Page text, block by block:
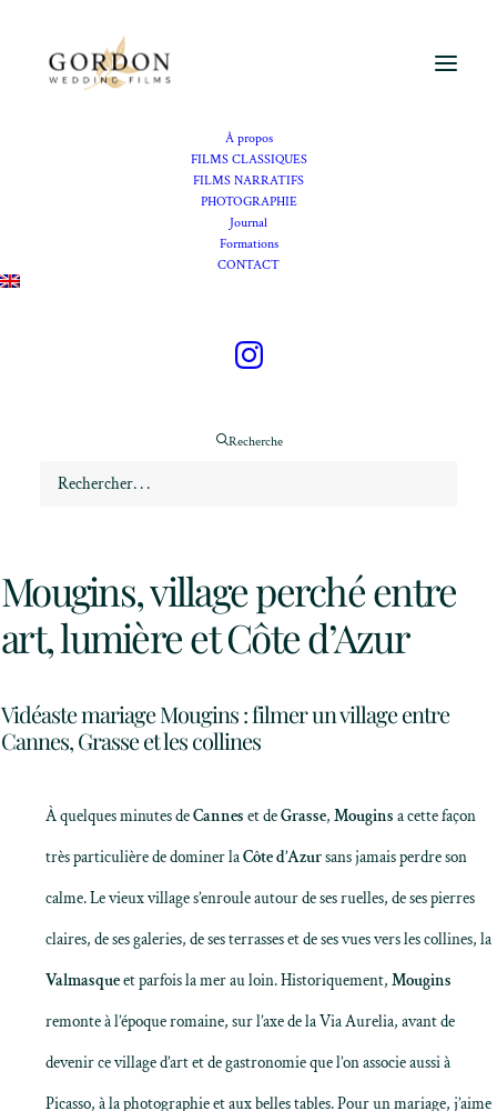
À propos
FILMS CLASSIQUES
FILMS NARRATIFS
PHOTOGRAPHIE
Journal
Formations
CONTACT
Recherche
Vidéaste mariage Mougins
Mougins, village perché entre
art, lumière et Côte d’Azur
Vidéaste mariage Mougins : filmer un village entre
Cannes, Grasse et les collines
À quelques minutes deCannes et deGrasse, Mougins a cette façon
très particulière de dominer laCôte d’Azursans jamais perdre son
calme. Le vieux village s’enroule autour de ses ruelles, de ses pierres
claires, de ses galeries, de ses terrasses et de ses vues vers les collines, la
Valmasqueet parfois la mer au loin. Historiquement, Mougins
remonte à l’époque romaine, sur l’axe de la Via Aurelia, avant de
devenir ce village d’art et de gastronomie que l’on associe aussi à
Picasso, à la photographie et aux belles tables. Pour un mariage, j’aime